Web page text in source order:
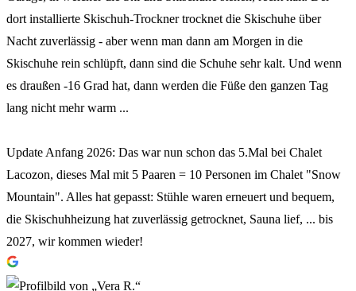
dort installierte Skischuh-Trockner trocknet die Skischuhe über
Nacht zuverlässig - aber wenn man dann am Morgen in die
Skischuhe rein schlüpft, dann sind die Schuhe sehr kalt. Und wenn
es draußen -16 Grad hat, dann werden die Füße den ganzen Tag
lang nicht mehr warm ...
Update Anfang 2026: Das war nun schon das 5.Mal bei Chalet
Lacozon, dieses Mal mit 5 Paaren = 10 Personen im Chalet "Snow
Mountain". Alles hat gepasst: Stühle waren erneuert und bequem,
die Skischuhheizung hat zuverlässig getrocknet, Sauna lief, ... bis
2027, wir kommen wieder!